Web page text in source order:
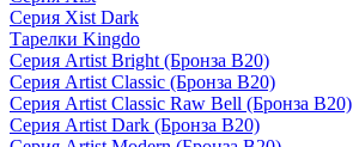
Серия Xist Dark
Тарелки Kingdo
Серия Artist Bright (Бронза B20)
Серия Artist Classic (Бронза B20)
Серия Artist Classic Raw Bell (Бронза B20)
Серия Artist Dark (Бронза B20)